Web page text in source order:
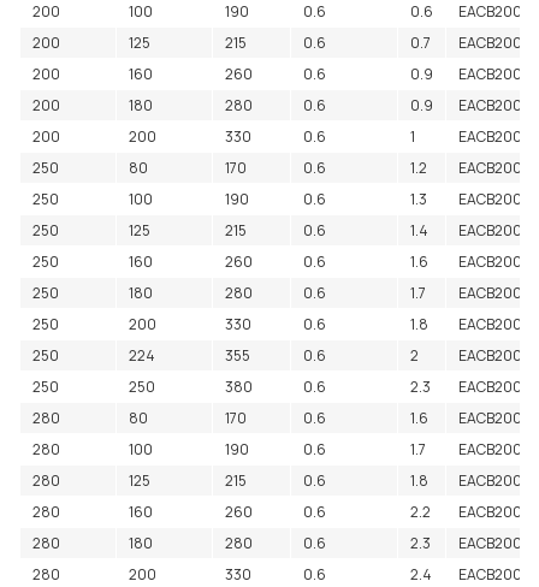
200
100 190 0.6 0.6
200
125 215 0.6 0.7
200
160 260 0.6 0.9
200
180 280 0.6 0.9
200
200 330 0.6 1
250
80 170 0.6 1.2
250
100 190 0.6 1.3
250
125 215 0.6 1.4
250
160 260 0.6 1.6
250
180 280 0.6 1.7
250
200 330 0.6 1.8
250
224 355 0.6 2
250
250 380 0.6 2.3
280
80 170 0.6 1.6
280
100 190 0.6 1.7
280
125 215 0.6 1.8
280
160 260 0.6 2.2
280
180 280 0.6 2.3
280
200 330 0.6 2.4